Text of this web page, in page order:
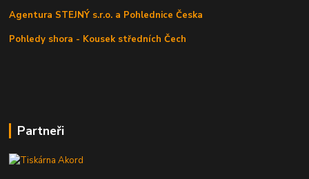
Agentura STEJNÝ s.r.o. a Pohlednice Česka
Pohledy shora - Kousek středních Čech
Partneři